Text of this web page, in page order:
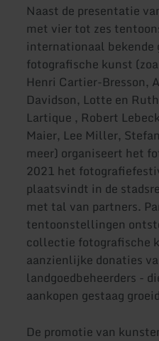
Naast de presentatie
met vier tot zes
internationaal bekende
fotografische kunst
Henri Cartier-Bresson,
Davidson, Lotte en
Lartique , Robert
Maier, Lee Miller,
meer) organiseert het
2021 het
plaatsvindt in de
met tal van partners.
tentoonstellingen
collectie fotografische
aanzienlijke donaties
landgoedbeheerders -
aankopen gestaag
De promotie van